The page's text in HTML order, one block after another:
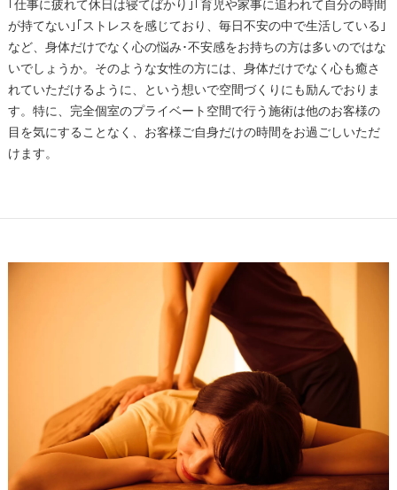
｢仕事に疲れて休日は寝てばかり｣｢育児や家事に追われて自分の時間
が持てない｣｢ストレスを感じており、毎日不安の中で生活している｣
など、身体だけでなく心の悩み･不安感をお持ちの方は多いのではな
いでしょうか。そのような女性の方には、身体だけでなく心も癒さ
れていただけるように、という想いで空間づくりにも励んでおりま
す。特に、完全個室のプライベート空間で行う施術は他のお客様の
目を気にすることなく、お客様ご自身だけの時間をお過ごしいただ
けます。